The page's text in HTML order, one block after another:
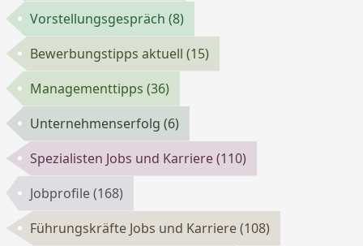
Vorstellungsgespräch(8)
Bewerbungstipps aktuell(15)
Managementtipps(36)
Unternehmenserfolg(6)
Spezialisten Jobs und Karriere(110)
Jobprofile(168)
Führungskräfte Jobs und Karriere(108)